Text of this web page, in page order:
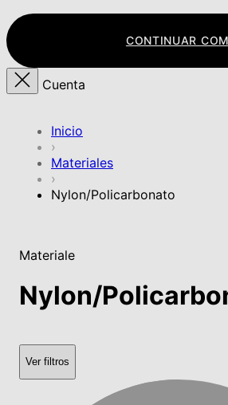
CONTINUAR
Cuenta
Inicio
›
Materiales
›
Nylon/Policarbonato
Materiale
Nylon/
Ver filtros